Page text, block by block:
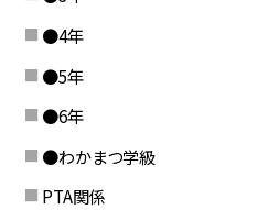
●4年
●5年
●6年
●わかまつ学級
PTA関係